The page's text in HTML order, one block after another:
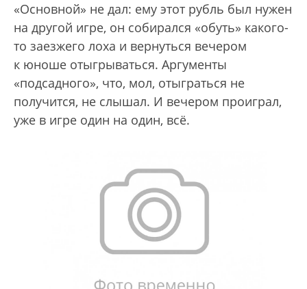
«Основной» не дал: ему этот рубль был нужен
на другой игре, он собирался «обуть» какого-
то заезжего лоха и вернуться вечером
к юноше отыгрываться. Аргументы
«подсадного», что, мол, отыграться не
получится, не слышал. И вечером проиграл,
уже в игре один на один, всё.